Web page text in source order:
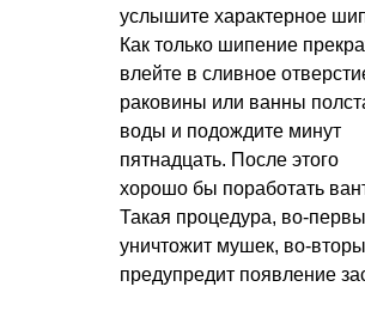
услышите характерное
Как только шипение
влейте в сливное
раковины или ванны
воды и подождите минут
пятнадцать. После этого
хорошо бы поработать
Такая процедура, во-
уничтожит мушек, во-
предупредит появление